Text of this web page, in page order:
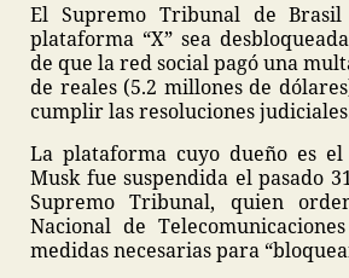
El Supremo Tribunal de
plataforma “X” sea
de que la red social pagó una
de reales (5.2 millones de
cumplir las resoluciones
La plataforma cuyo dueño es
Musk fue suspendida el pasado
Supremo Tribunal, quien
Nacional de
medidas necesarias para